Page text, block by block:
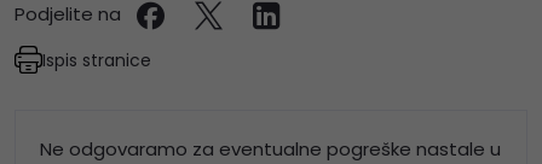
Podjelite na
Ispis stranice
Ne odgovaramo za eventualne pogreške nastale u